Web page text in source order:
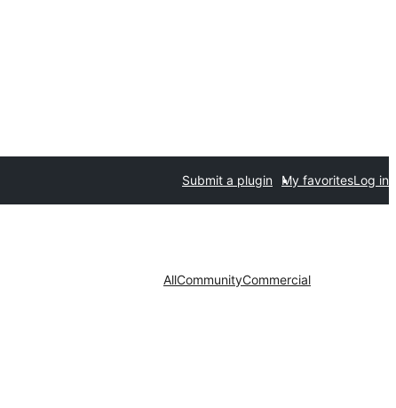
Submit a plugin My favoritesLog in
AllCommunityCommercial